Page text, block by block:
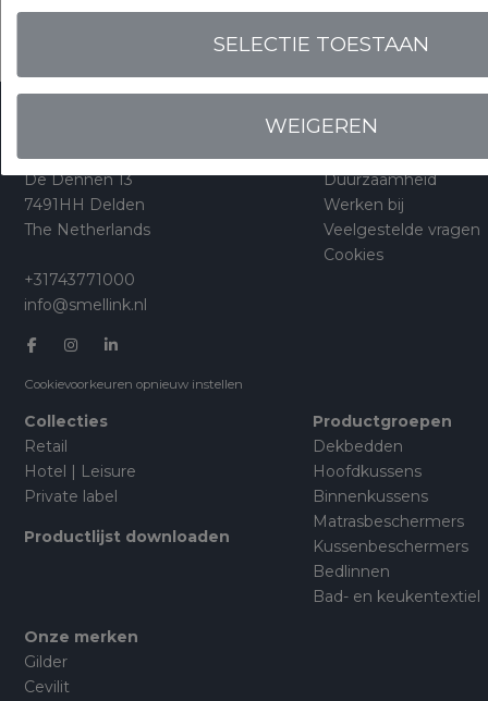
Smellink Group BV
De Dennen 13
7491HH Delden
The Netherlands
+31743771000
info@smellink.nl
Cookievoorkeuren opnieuw instellen
Over ons
Duurzaamheid
Werken bij
Veelgestelde vragen
Cookies
Collecties
Retail
Hotel | Leisure
Private label
Productlijst downloaden
Productgroepen
Dekbedden
Hoofdkussens
Binnenkussens
Matrasbeschermers
Kussenbeschermers
Bedlinnen
Bad- en keukentextiel
Onze merken
Gilder
Cevilit
WEIGEREN
SELECTIE TOESTAAN